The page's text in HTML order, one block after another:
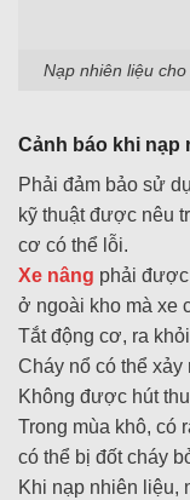
Nạp nhiên liệu
Cảnh báo khi nạp
Phải đảm bảo sử
kỹ thuật được nêu
cơ có thể lỗi.
Xe nâng phải
ở ngoài kho mà xe
Tắt động cơ, ra
Cháy nổ có thể xảy
Không được hút
Trong mùa khô, có
có thể bị đốt cháy
Khi nạp nhiên liệu,